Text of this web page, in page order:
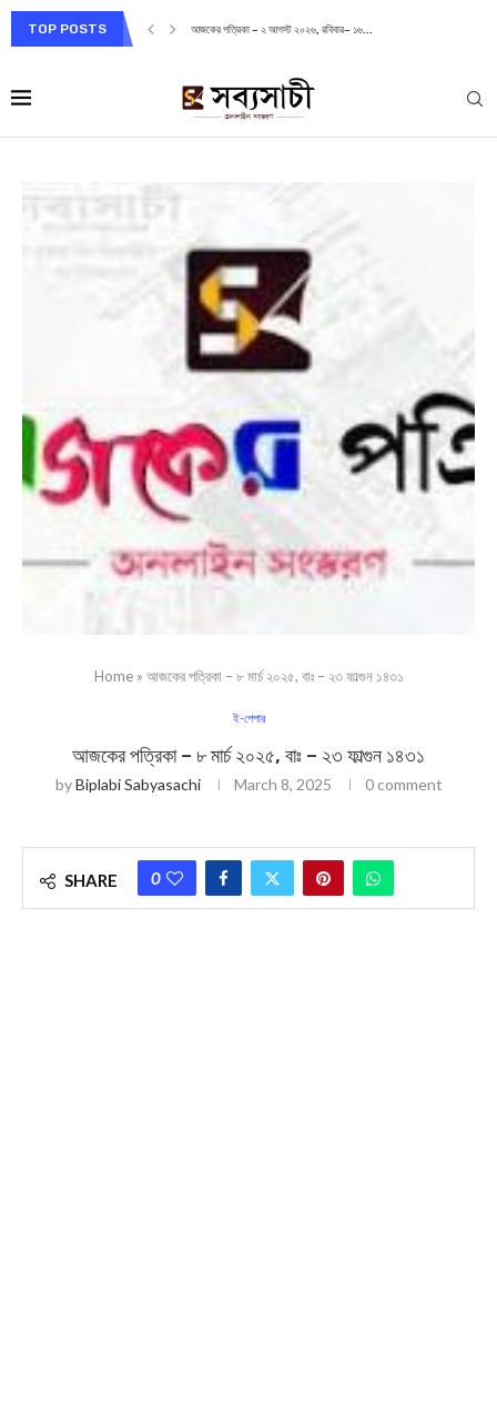
TOP POSTS আজকের পত্রিকা – ২ আগস্ট ২০২৬, রবিবার– ১৬...
Home» আজকের পত্রিকা – ৮ মার্চ ২০২৫, বাঃ – ২৩ ফাল্গুন ১৪৩১
ই-পেপার
আজকের পত্রিকা – ৮ মার্চ ২০২৫, বাঃ – ২৩ ফাল্গুন ১৪৩১
byBiplabi Sabyasachi March 8, 2025 0 comment
SHARE 0